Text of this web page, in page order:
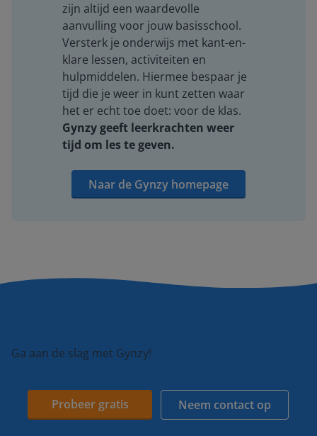
zijn altijd een waardevolle
aanvulling voor jouw basisschool.
Versterk je onderwijs met kant-en-
klare lessen, activiteiten en
hulpmiddelen. Hiermee bespaar je
tijd die je weer in kunt zetten waar
het er echt toe doet: voor de klas.
Gynzy geeft leerkrachten weer
tijd om les te geven.
Naar de Gynzy homepage
Ga aan de slag met Gynzy!
Probeer gratis Neem contact op